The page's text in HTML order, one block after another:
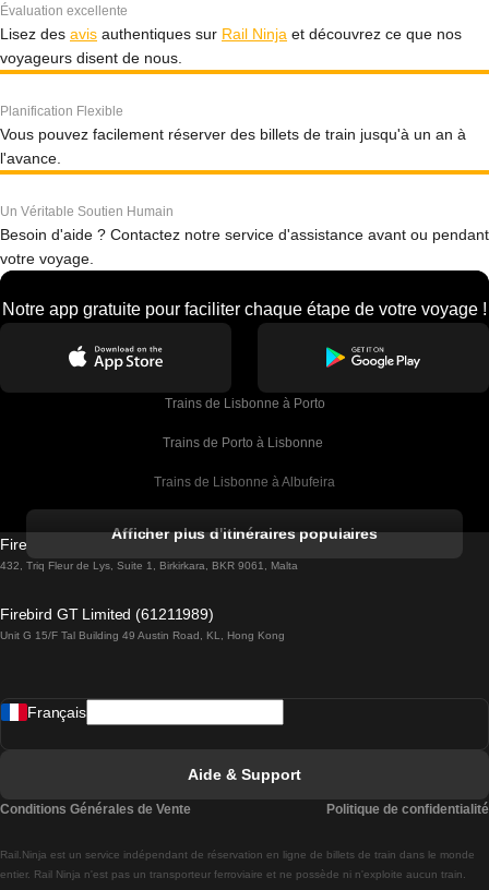
Évaluation excellente
Lisez des avis authentiques sur Rail Ninja et découvrez ce que nos
voyageurs disent de nous.
Planification Flexible
Vous pouvez facilement réserver des billets de train jusqu'à un an à
l'avance.
Un Véritable Soutien Humain
Besoin d'aide ? Contactez notre service d'assistance avant ou pendant
votre voyage.
Notre app gratuite pour faciliter chaque étape de votre voyage !
Trains de Lisbonne à Porto
Trains de Porto à Lisbonne
Trains de Lisbonne à Albufeira
Trains de Lisbonne à Lagos
Trains de Lisbonne à Madrid
Trains de Lisbonne à Braga
Afficher plus d'itinéraires populaires
Firebird GT Limited (OC 1451)
432, Triq Fleur de Lys, Suite 1, Birkirkara, BKR 9061, Malta
Firebird GT Limited (61211989)
Unit G 15/F Tal Building 49 Austin Road, KL, Hong Kong
Rail.Ninja est un service indépendant de réservation en ligne de billets de train dans le monde
entier. Rail Ninja n'est pas un transporteur ferroviaire et ne possède ni n'exploite aucun train.
Français
Aide & Support
Conditions Générales de Vente Politique de confidentialité